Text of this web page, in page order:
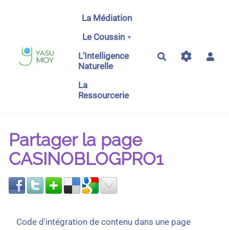
Aller au contenu principal
La Médiation
Le Coussin
L'Intelligence
Naturelle
La
Ressourcerie
Rechercher
Partager la page
CASINOBLOGPRO1
Code d'intégration de contenu dans une page